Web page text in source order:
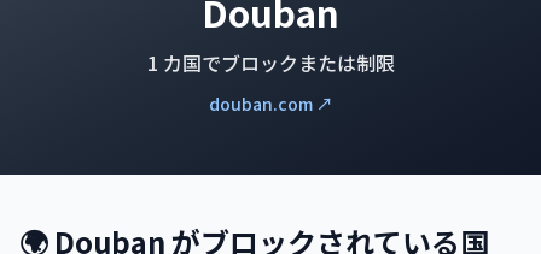
Douban
1 カ国でブロックまたは制限
douban.com ↗
🌍 Douban がブロックされている国